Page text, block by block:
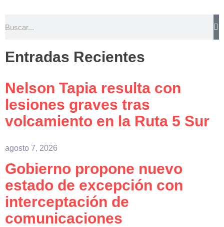
Entradas Recientes
Nelson Tapia resulta con
lesiones graves tras
volcamiento en la Ruta 5 Sur
agosto 7, 2026
Gobierno propone nuevo
estado de excepción con
interceptación de
comunicaciones